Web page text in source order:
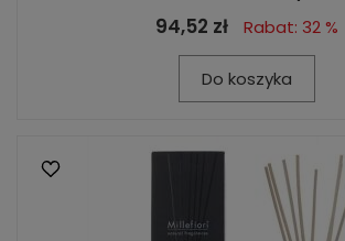
94,52 zł Rabat: 32 %
Do koszyka